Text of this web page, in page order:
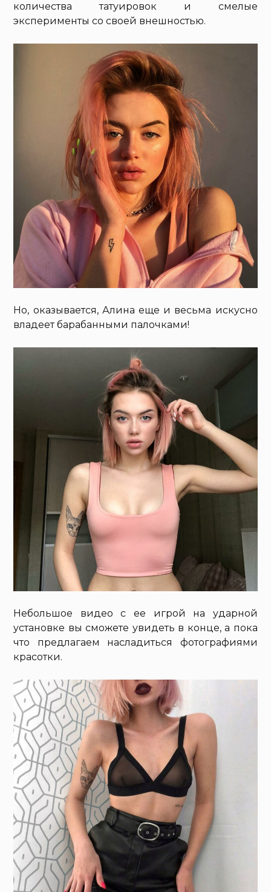
количества татуировок и смелые
эксперименты со своей внешностью.
Но, оказывается, Алина еще и весьма искусно
владеет барабанными палочками!
Небольшое видео с ее игрой на ударной
установке вы сможете увидеть в конце, а пока
что предлагаем насладиться фотографиями
красотки.